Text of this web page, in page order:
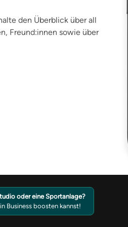
den Überblick über all
Freund:innen sowie über
oder eine Sportanlage?
Business boosten kannst!